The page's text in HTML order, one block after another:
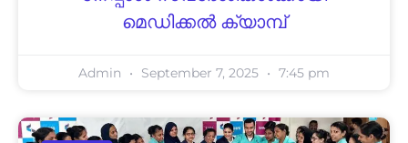
മെഡിക്കല്‍ ക്യാമ്പ്
Admin September 7, 2025 7:45 pm